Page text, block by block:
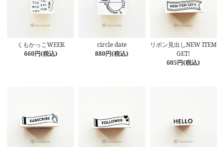
くもかっこWEEK
660円(税込)
circle date
880円(税込)
リボン見出しNEW ITEM
GET!
605円(税込)